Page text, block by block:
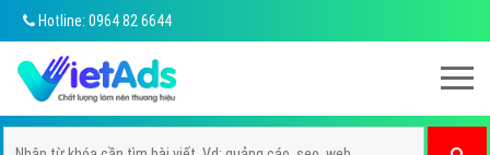
Hotline: 0964 82 6644